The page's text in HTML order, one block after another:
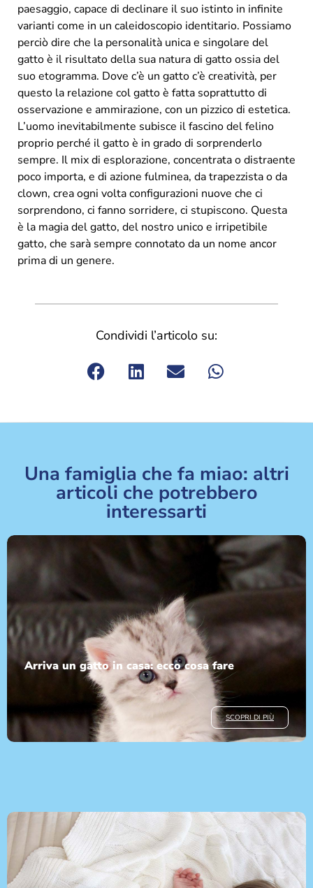
paesaggio, capace di declinare il suo istinto in infinite
varianti come in un caleidoscopio identitario. Possiamo
perciò dire che la personalità unica e singolare del
gatto è il risultato della sua natura di gatto ossia del
suo etogramma. Dove c’è un gatto c’è creatività, per
questo la relazione col gatto è fatta soprattutto di
osservazione e ammirazione, con un pizzico di estetica.
L’uomo inevitabilmente subisce il fascino del felino
proprio perché il gatto è in grado di sorprenderlo
sempre. Il mix di esplorazione, concentrata o distraente
poco importa, e di azione fulminea, da trapezzista o da
clown, crea ogni volta configurazioni nuove che ci
sorprendono, ci fanno sorridere, ci stupiscono. Questa
è la magia del gatto, del nostro unico e irripetibile
gatto, che sarà sempre connotato da un nome ancor
prima di un genere.
Condividi l’articolo su:
Una famiglia che fa miao: altri
articoli che potrebbero
interessarti
Arriva un gatto in casa: ecco cosa fare
SCOPRI DI PIÙ